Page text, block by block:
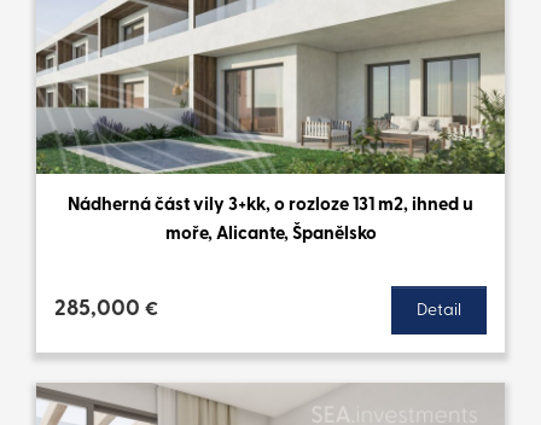
Nádherná část vily 3+kk, o rozloze 131 m2, ihned u
moře, Alicante, Španělsko
285,000 € Detail